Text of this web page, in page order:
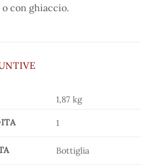
con ghiaccio.
1,87 kg
1
Bottiglia